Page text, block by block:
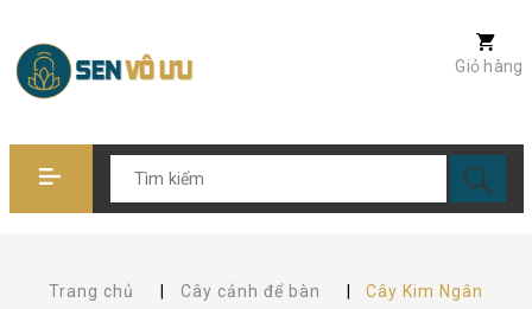
Giỏ hàng
Trang chủ Cây cảnh để bàn Cây Kim Ngân